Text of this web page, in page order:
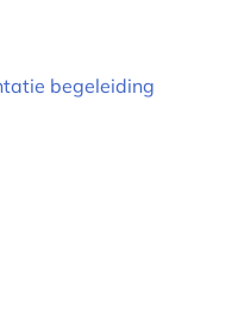
begeleiding